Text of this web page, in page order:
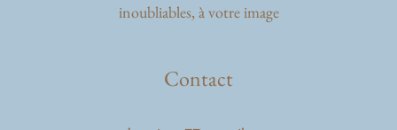
inoubliables, à votre image
Contact